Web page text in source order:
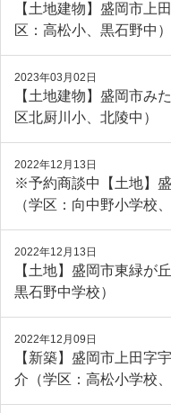
【土地建物】盛岡市上
区：高松小、黒石野中）
2023年03月02日
【土地建物】盛岡市み
区北厨川小、北陵中）
2022年12月13日
※予約商談中【土地】
（学区：向中野小学校
2022年12月13日
【土地】盛岡市東緑が
黒石野中学校）
2022年12月09日
【新築】盛岡市上田字
介（学区：高松小学校